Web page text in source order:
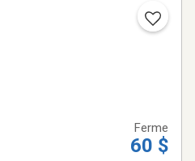
Ferme
60 $